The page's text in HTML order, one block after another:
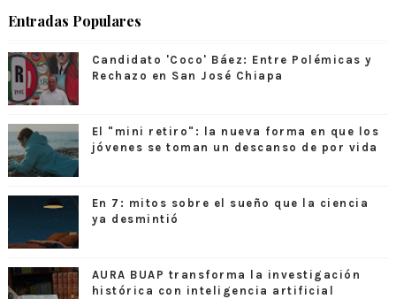
Entradas Populares
Candidato 'Coco' Báez: Entre Polémicas y
Rechazo en San José Chiapa
El "mini retiro": la nueva forma en que los
jóvenes se toman un descanso de por vida
En 7: mitos sobre el sueño que la ciencia
ya desmintió
AURA BUAP transforma la investigación
histórica con inteligencia artificial